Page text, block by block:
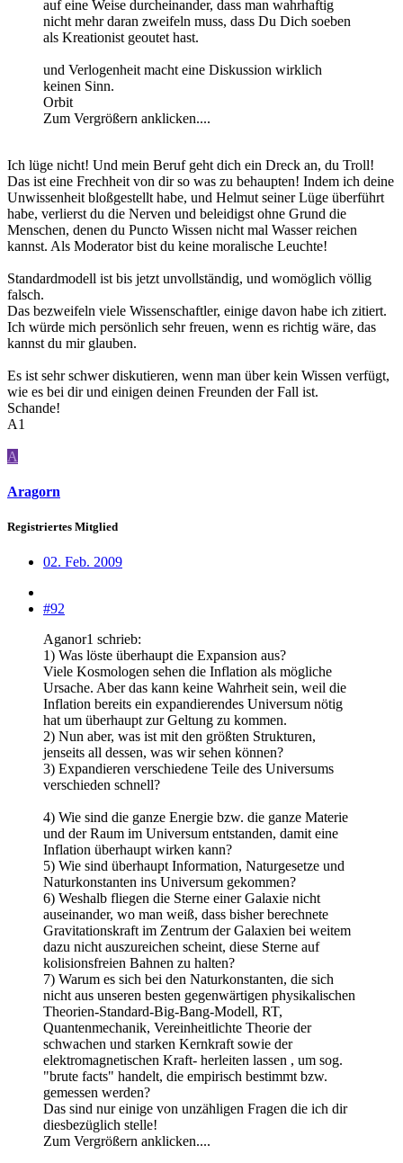
auf eine Weise durcheinander, dass man wahrhaftig
nicht mehr daran zweifeln muss, dass Du Dich soeben
als Kreationist geoutet hast.
und Verlogenheit macht eine Diskussion wirklich
keinen Sinn.
Orbit
Zum Vergrößern anklicken....
Ich lüge nicht! Und mein Beruf geht dich ein Dreck an, du Troll!
Das ist eine Frechheit von dir so was zu behaupten! Indem ich deine
Unwissenheit bloßgestellt habe, und Helmut seiner Lüge überführt
habe, verlierst du die Nerven und beleidigst ohne Grund die
Menschen, denen du Puncto Wissen nicht mal Wasser reichen
kannst. Als Moderator bist du keine moralische Leuchte!
Standardmodell ist bis jetzt unvollständig, und womöglich völlig
falsch.
Das bezweifeln viele Wissenschaftler, einige davon habe ich zitiert.
Ich würde mich persönlich sehr freuen, wenn es richtig wäre, das
kannst du mir glauben.
Es ist sehr schwer diskutieren, wenn man über kein Wissen verfügt,
wie es bei dir und einigen deinen Freunden der Fall ist.
Schande!
A1
A
Aragorn
Registriertes Mitglied
02. Feb. 2009
#92
Aganor1 schrieb:
1) Was löste überhaupt die Expansion aus?
Viele Kosmologen sehen die Inflation als mögliche
Ursache. Aber das kann keine Wahrheit sein, weil die
Inflation bereits ein expandierendes Universum nötig
hat um überhaupt zur Geltung zu kommen.
2) Nun aber, was ist mit den größten Strukturen,
jenseits all dessen, was wir sehen können?
3) Expandieren verschiedene Teile des Universums
verschieden schnell?
4) Wie sind die ganze Energie bzw. die ganze Materie
und der Raum im Universum entstanden, damit eine
Inflation überhaupt wirken kann?
5) Wie sind überhaupt Information, Naturgesetze und
Naturkonstanten ins Universum gekommen?
6) Weshalb fliegen die Sterne einer Galaxie nicht
auseinander, wo man weiß, dass bisher berechnete
Gravitationskraft im Zentrum der Galaxien bei weitem
dazu nicht auszureichen scheint, diese Sterne auf
kolisionsfreien Bahnen zu halten?
7) Warum es sich bei den Naturkonstanten, die sich
nicht aus unseren besten gegenwärtigen physikalischen
Theorien-Standard-Big-Bang-Modell, RT,
Quantenmechanik, Vereinheitlichte Theorie der
schwachen und starken Kernkraft sowie der
elektromagnetischen Kraft- herleiten lassen , um sog.
"brute facts" handelt, die empirisch bestimmt bzw.
gemessen werden?
Das sind nur einige von unzähligen Fragen die ich dir
diesbezüglich stelle!
Zum Vergrößern anklicken....